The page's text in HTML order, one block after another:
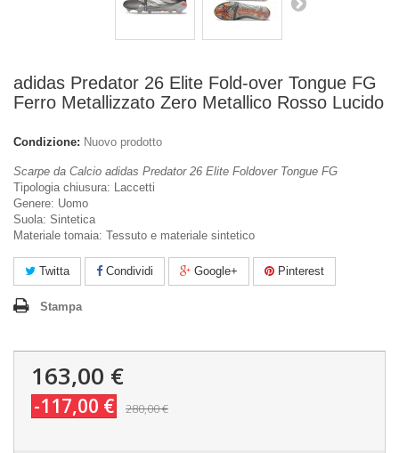
adidas Predator 26 Elite Fold-over Tongue FG
Ferro Metallizzato Zero Metallico Rosso Lucido
Condizione: Nuovo prodotto
Scarpe da Calcio adidas Predator 26 Elite Foldover Tongue FG
Tipologia chiusura: Laccetti
Genere: Uomo
Suola: Sintetica
Materiale tomaia: Tessuto e materiale sintetico
Twitta Condividi Google+ Pinterest
Stampa
163,00 €
-117,00 € 280,00 €